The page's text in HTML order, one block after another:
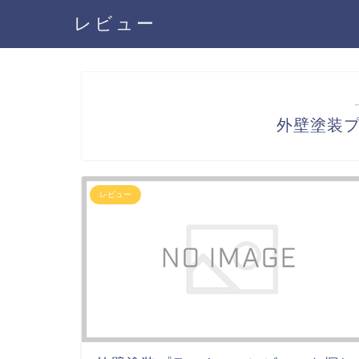
レビュー
外壁塗装
レビュー